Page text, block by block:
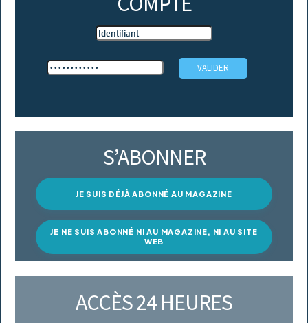
S’ABONNER
JE SUIS DÉJÀ ABONNÉ AU MAGAZINE
JE NE SUIS ABONNÉ NI AU MAGAZINE, NI AU SITE
WEB
ACCÈS 24 HEURES